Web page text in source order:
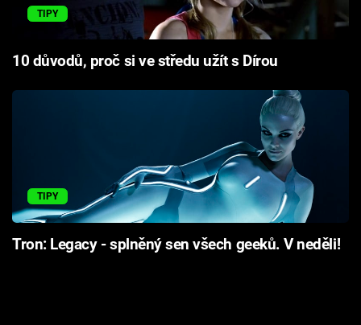
TIPY
10 důvodů, proč si ve středu užít s Dírou
TIPY
Tron: Legacy - splněný sen všech geeků. V neděli!